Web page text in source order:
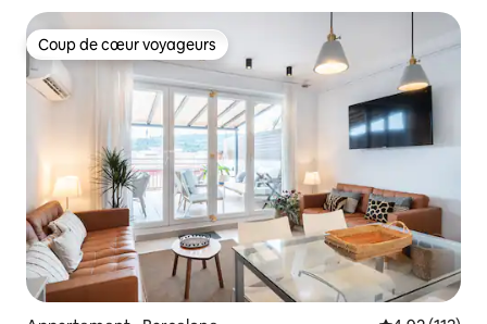
Coup de cœur voyageurs
Coup de cœur voyageurs